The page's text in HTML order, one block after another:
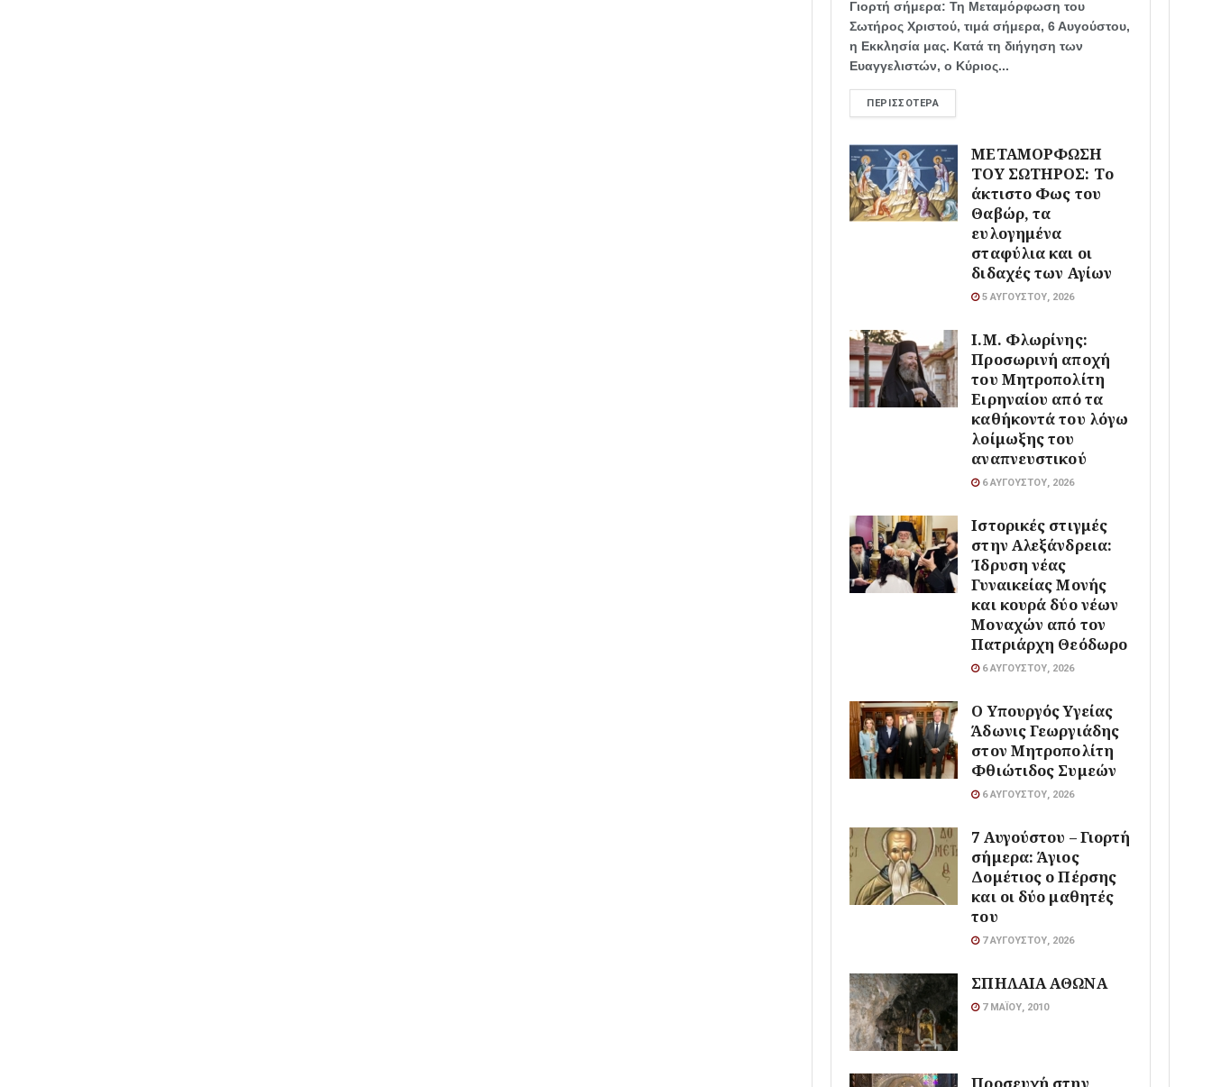
Γιορτή σήμερα: Τη Μεταμόρφωση του
Σωτήρος Χριστού, τιμά σήμερα, 6 Αυγούστου,
η Εκκλησία μας. Κατά τη διήγηση των
Ευαγγελιστών, ο Κύριος...
ΠΕΡΙΣΣΌΤΕΡΑ
ΜΕΤΑΜΟΡΦΩΣΗ
ΤΟΥ ΣΩΤΗΡΟΣ: Το
άκτιστο Φως του
Θαβώρ, τα
ευλογημένα
σταφύλια και οι
διδαχές των Αγίων
5 ΑΥΓΟΎΣΤΟΥ, 2026
Ι.Μ. Φλωρίνης:
Προσωρινή αποχή
του Μητροπολίτη
Ειρηναίου από τα
καθήκοντά του λόγω
λοίμωξης του
αναπνευστικού
6 ΑΥΓΟΎΣΤΟΥ, 2026
Ιστορικές στιγμές
στην Αλεξάνδρεια:
Ίδρυση νέας
Γυναικείας Μονής
και κουρά δύο νέων
Μοναχών από τον
Πατριάρχη Θεόδωρο
6 ΑΥΓΟΎΣΤΟΥ, 2026
O Υπουργός Υγείας
Άδωνις Γεωργιάδης
στον Μητροπολίτη
Φθιώτιδος Συμεών
6 ΑΥΓΟΎΣΤΟΥ, 2026
7 Αυγούστου – Γιορτή
σήμερα: Άγιος
Δομέτιος ο Πέρσης
και οι δύο μαθητές
του
7 ΑΥΓΟΎΣΤΟΥ, 2026
ΣΠΗΛΑΙΑ ΑΘΩΝΑ
7 ΜΑΪ́ΟΥ, 2010